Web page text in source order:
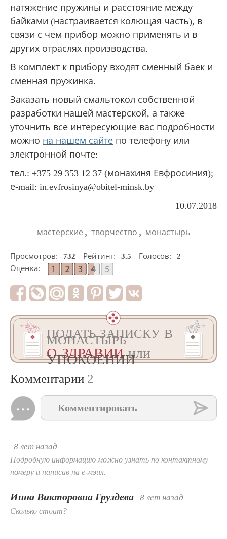
натяжение пружины и расстояние между
байками (настраивается колющая часть), в
связи с чем прибор можно применять и в
других отраслях производства.
В комплект к прибору входят сменный баек и
сменная пружинка.
Заказать новый смальтокол собственной
разработки нашей мастерской, а также
уточнить все интересующие вас подробности
можно на нашем сайте по телефону или
электронной почте:
тел.: +375 29 353 12 37 (монахиня Евфросиния);
е-mail: in.evfrosinya@obitel-minsk.by
10.07.2018
мастерские , творчество , монастырь
Просмотров: 732 Рейтинг: 3.5 Голосов:
2
Оценка:
ПОДАТЬ ЗАПИСКУ В
МОНАСТЫРЬ
О ЗДРАВИИили
УПОКОЕНИИ
Комментарии 2
Комментировать
8 лет назад
Подробную информацию можно узнать по контактному
номеру и написав на е-мэил.
Инна Викторовна Груздева 8 лет назад
Сколько стоит?